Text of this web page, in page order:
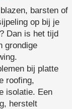
barsten of
op bij je
Dan is het tijd
grondige
bij platte
roofing,
isolatie. Een
herstelt